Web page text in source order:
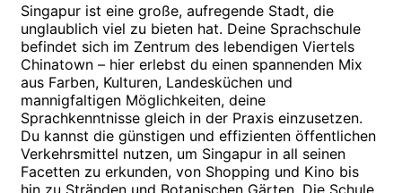
Singapur ist eine große, aufregende Stadt, die
unglaublich viel zu bieten hat. Deine Sprachschule
befindet sich im Zentrum des lebendigen Viertels
Chinatown – hier erlebst du einen spannenden Mix
aus Farben, Kulturen, Landesküchen und
mannigfaltigen Möglichkeiten, deine
Sprachkenntnisse gleich in der Praxis einzusetzen.
Du kannst die günstigen und effizienten öffentlichen
Verkehrsmittel nutzen, um Singapur in all seinen
Facetten zu erkunden, von Shopping und Kino bis
hin zu Stränden und Botanischen Gärten. Die Schule